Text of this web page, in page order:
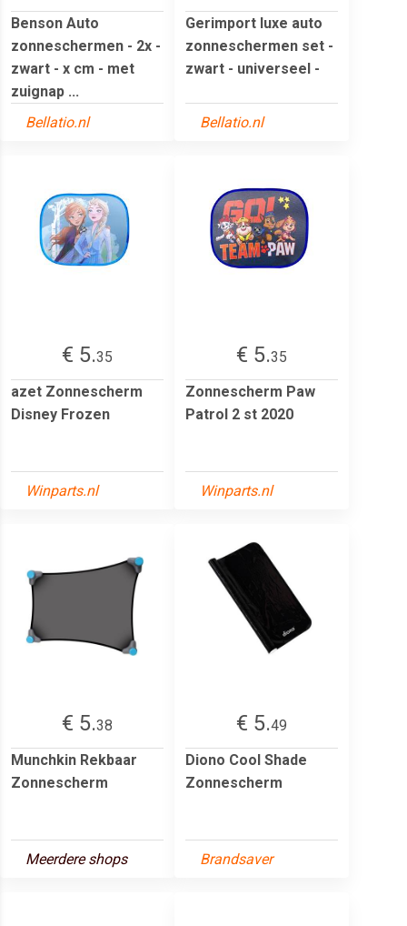
Benson Auto
zonneschermen - 2x -
zwart - x cm - met
zuignap ...
Bellatio.nl
Gerimport luxe auto
zonneschermen set -
zwart - universeel -
Bellatio.nl
€ 5.35
azet Zonnescherm
Disney Frozen
Winparts.nl
€ 5.35
Zonnescherm Paw
Patrol 2 st 2020
Winparts.nl
€ 5.38
Munchkin Rekbaar
Zonnescherm
Meerdere shops
€ 5.49
Diono Cool Shade
Zonnescherm
Brandsaver